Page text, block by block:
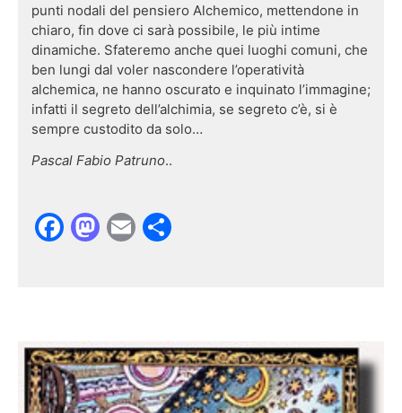
punti nodali del pensiero Alchemico, mettendone in
chiaro, fin dove ci sarà possibile, le più intime
dinamiche. Sfateremo anche quei luoghi comuni, che
ben lungi dal voler nascondere l’operatività
alchemica, ne hanno oscurato e inquinato l’immagine;
infatti il segreto dell’alchimia, se segreto c’è, si è
sempre custodito da solo…
Pascal Fabio Patruno..
Facebook
Mastodon
Email